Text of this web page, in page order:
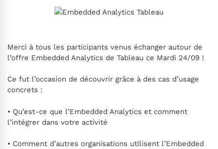
Merci à tous les participants venus échanger autour de
l’offre Embedded Analytics de Tableau ce Mardi 24/09 !
Ce fut l’occasion de découvrir grâce à des cas d’usage
concrets :
• Qu’est-ce que l’Embedded Analytics et comment
l’intégrer dans votre activité
• Comment d’autres organisations utilisent l’Embedded